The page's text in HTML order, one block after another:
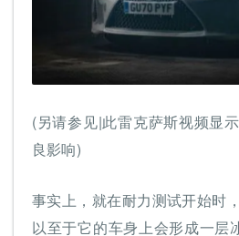
(另请参见|此雷克萨斯视频显
良影响)
事实上，就在耐力测试开始时
以至于它的车身上会形成一层